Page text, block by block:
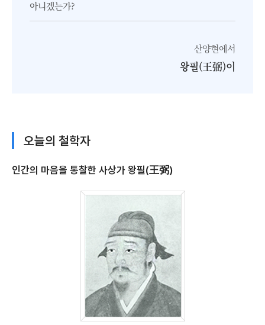
아니겠는가?
산양현에서
왕필(王弼)이
오늘의 철학자
인간의 마음을 통찰한 사상가 왕필(王弼)